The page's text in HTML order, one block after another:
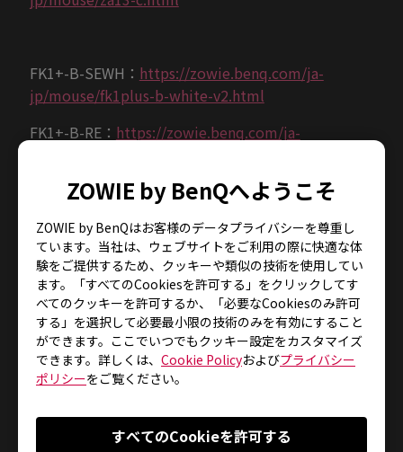
ZOWIE by BenQへようこそ
ZOWIE by BenQはお客様のデータプライバシーを尊重し
ています。当社は、ウェブサイトをご利用の際に快適な体
験をご提供するため、クッキーや類似の技術を使用してい
ます。「すべてのCookiesを許可する」をクリックしてす
べてのクッキーを許可するか、「必要なCookiesのみ許可
する」を選択して必要最小限の技術のみを有効にすること
ができます。ここでいつでもクッキー設定をカスタマイズ
できます。詳しくは、 Cookie Policyおよびプライバシー
ポリシーをご覧ください。
すべてのCookieを許可する
FK1+-B-SEWH： https://zowie.benq.com/ja-
jp/mouse/fk1plus-b-white-v2.html
FK1+-B-RE： https://zowie.benq.com/ja-
FK1-B-SEWH：https://zowie.benq.com/ja-
FK1-B-RE：https://zowie.benq.com/ja-
jp/mouse/fk1-b-red-v2.html
FK2-B-SEWH：https://zowie.benq.com/ja-
jp/mouse/fk2-b-white-v2.html
FK2-B-RE：https://zowie.benq.com/ja-
jp/mouse/fk2-b-red-v2.html